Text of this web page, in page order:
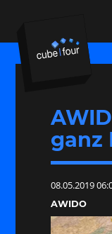
Suchbegriffe
ganz
08.05.2019
AWIDO